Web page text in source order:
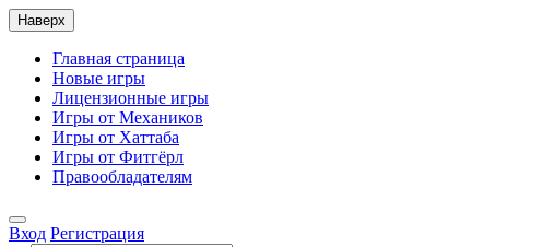
Наверх
Главная страница
Новые игры
Лицензионные игры
Игры от Механиков
Игры от Хаттаба
Игры от Фитгёрл
Правообладателям
Вход Регистрация